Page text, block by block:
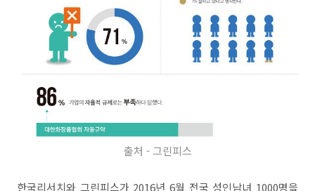
출처 - 그린피스
한국리서치와 그린피스가 2016년 6월 전국 성인남녀 1000명을